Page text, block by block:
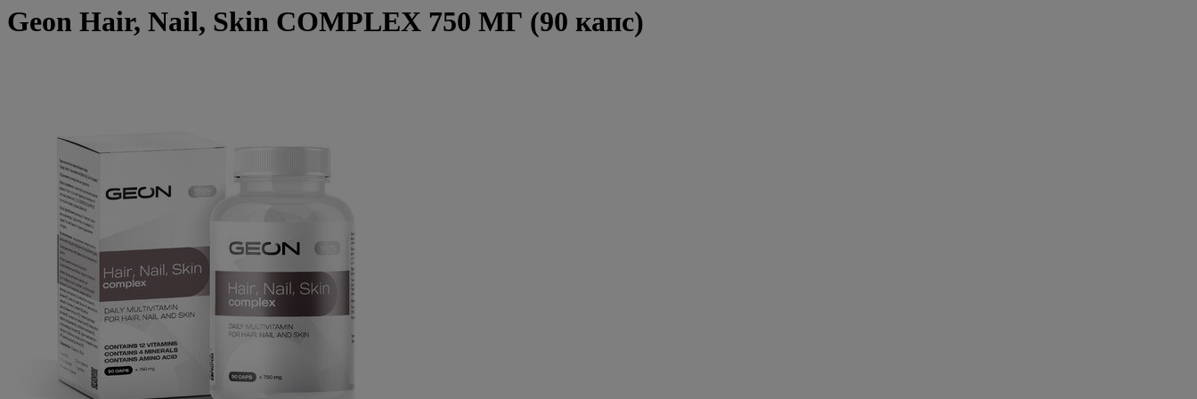
Geon Hair, Nail, Skin COMPLEX 750 МГ (90 капс)